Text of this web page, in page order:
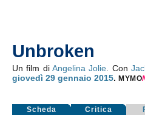
Unbroken
Un film diAngelina Jolie . Con
giovedì 29 gennaio 2015.MYMO
Scheda Critica